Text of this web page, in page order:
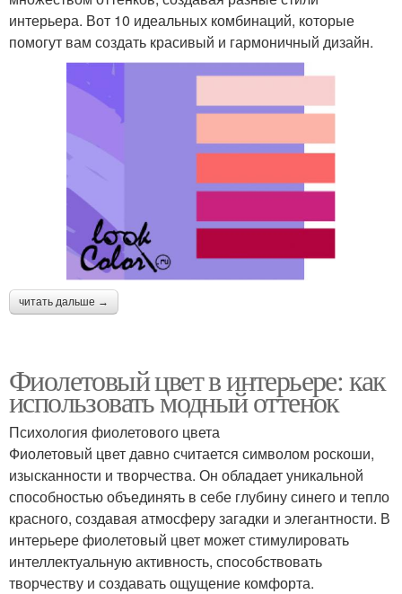
интерьера. Вот 10 идеальных комбинаций, которые
помогут вам создать красивый и гармоничный дизайн.
читать дальше →
Фиолетовый цвет в интерьере: как
использовать модный оттенок
Психология фиолетового цвета
Фиолетовый цвет давно считается символом роскоши,
изысканности и творчества. Он обладает уникальной
способностью объединять в себе глубину синего и тепло
красного, создавая атмосферу загадки и элегантности. В
интерьере фиолетовый цвет может стимулировать
интеллектуальную активность, способствовать
творчеству и создавать ощущение комфорта.